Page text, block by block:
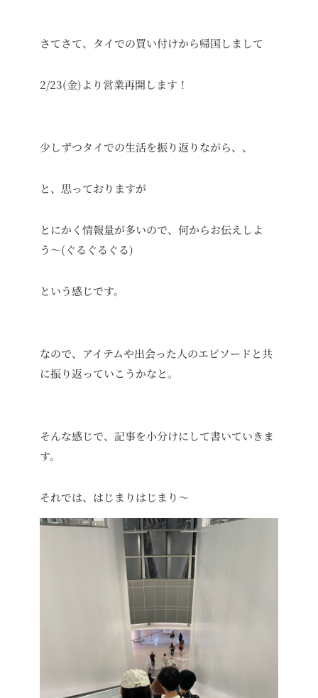
さてさて、タイでの買い付けから帰国しまして
2/23(金)より営業再開します！
少しずつタイでの生活を振り返りながら、、
と、思っておりますが
とにかく情報量が多いので、何からお伝えしよ
う〜(ぐるぐるぐる)
という感じです。
なので、アイテムや出会った人のエピソードと共
に振り返っていこうかなと。
そんな感じで、記事を小分けにして書いていきま
す。
それでは、はじまりはじまり〜